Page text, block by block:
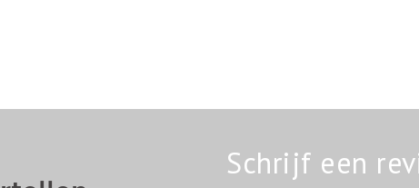
Schrijf een